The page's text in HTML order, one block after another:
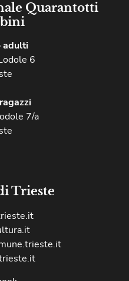
Quarantotti
adulti
6
7/a
Trieste